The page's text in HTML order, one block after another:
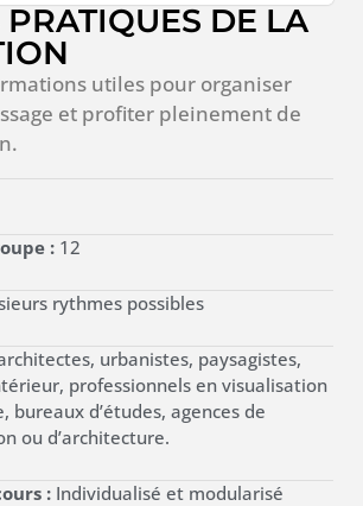
PRATIQUES DE LA
utiles pour organiser
et profiter pleinement de
: 12
rythmes possibles
urbanistes, paysagistes,
professionnels en visualisation
bureaux d’études, agences de
ou d’architecture.
: Individualisé et modularisé